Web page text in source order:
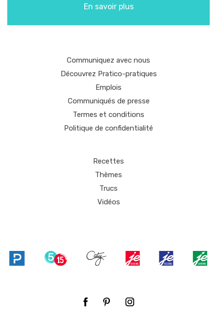
En savoir plus
Communiquez avec nous
Découvrez Pratico-pratiques
Emplois
Communiqués de presse
Termes et conditions
Politique de confidentialité
Recettes
Thèmes
Trucs
Vidéos